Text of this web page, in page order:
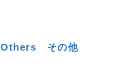
Others その他